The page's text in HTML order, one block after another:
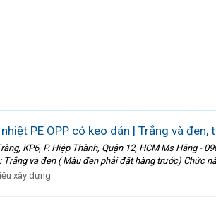
PE OPP có keo dán | Trắng và
KP6, P. Hiệp Thành, Quận 12, HCM Ms Hằng -
và đen ( Màu đen phải đặt hàng trước) Chức
xây dựng